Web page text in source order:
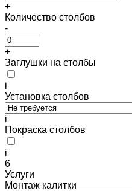
+
Количество столбов
-
+
Заглушки на столбы
i
Установка столбов
i
Покраска столбов
i
6
Услуги
Монтаж калитки